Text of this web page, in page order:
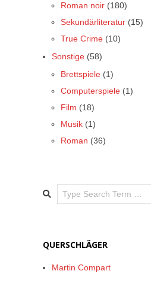
Roman noir (180)
Sekundärliteratur (15)
True Crime (10)
Sonstige (58)
Brettspiele (1)
Computerspiele (1)
Film (18)
Musik (1)
Roman (36)
Search
QUERSCHLÄGER
Martin Compart